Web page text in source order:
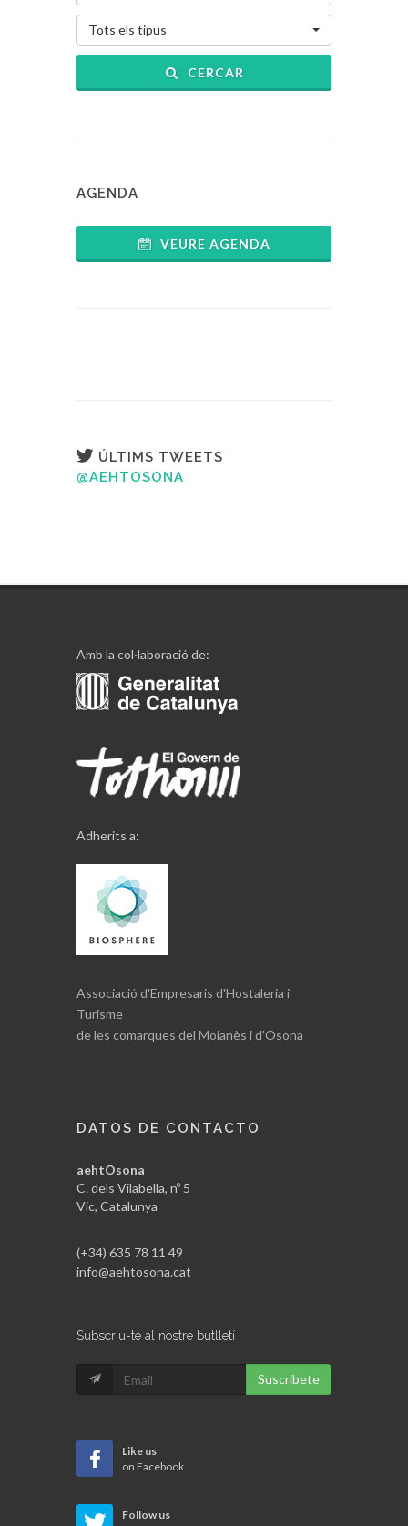
Tots els tipus
CERCAR
AGENDA
VEURE AGENDA
ÚLTIMS TWEETS
@AEHTOSONA
Amb la col·laboració de:
Adherits a:
Associació d'Empresaris d'Hostaleria i
Turisme
de les comarques del Moianès i d'Osona
DATOS DE CONTACTO
aehtOsona
C. dels Vilabella, nº 5
Vic, Catalunya
(+34) 635 78 11 49
info@aehtosona.cat
Subscriu-te al nostre butlletí
Suscribete
Like us
on Facebook
Follow us